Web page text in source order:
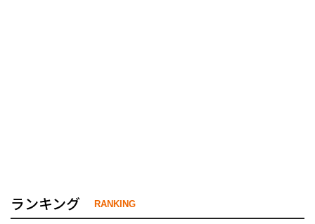
ランキング RANKING